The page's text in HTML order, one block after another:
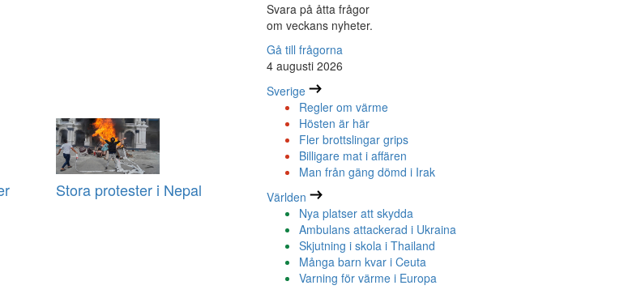
Stora protester i Nepal
Svara på åtta frågor
om veckans nyheter.
Gå till frågorna
4 augusti 2026
Sverige
Regler om värme
Hösten är här
Fler brottslingar grips
Billigare mat i affären
Man från gäng dömd i Irak
Världen
Nya platser att skydda
Ambulans attackerad i Ukraina
Skjutning i skola i Thailand
Många barn kvar i Ceuta
Varning för värme i Europa